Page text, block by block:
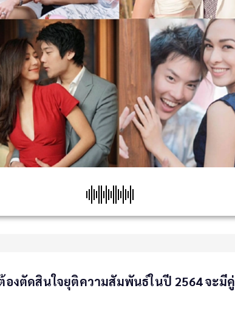
งตัดสินใจยุติความสัมพันธ์ในปี 2564 จะมีคู่